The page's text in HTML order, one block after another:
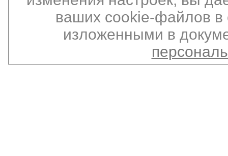
ваших cookie-файлов в
изложенными в